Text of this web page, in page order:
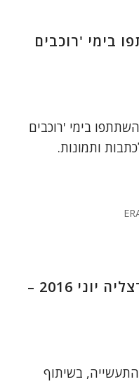
בימי 'רוכבים
בימי 'רוכבים
ותמונות.
יום רוכבים לעבודה בהרצליה יוני 2016 –
התעשייה, בשיתוף